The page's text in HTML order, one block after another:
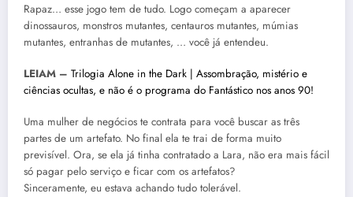
Rapaz… esse jogo tem de tudo. Logo começam a aparecer
dinossauros, monstros mutantes, centauros mutantes, múmias
mutantes, entranhas de mutantes, … você já entendeu.
LEIAM – Trilogia Alone in the Dark | Assombração, mistério e
ciências ocultas, e não é o programa do Fantástico nos anos 90!
Uma mulher de negócios te contrata para você buscar as três
partes de um artefato. No final ela te trai de forma muito
previsível. Ora, se ela já tinha contratado a Lara, não era mais fácil
só pagar pelo serviço e ficar com os artefatos?
Sinceramente, eu estava achando tudo tolerável.